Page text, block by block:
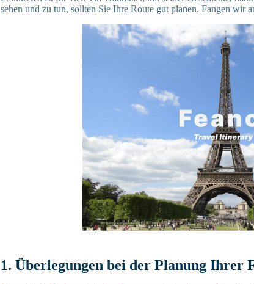
sehen und zu tun, sollten Sie Ihre Route gut planen. Fangen wir
1. Überlegungen bei der Planung Ihrer